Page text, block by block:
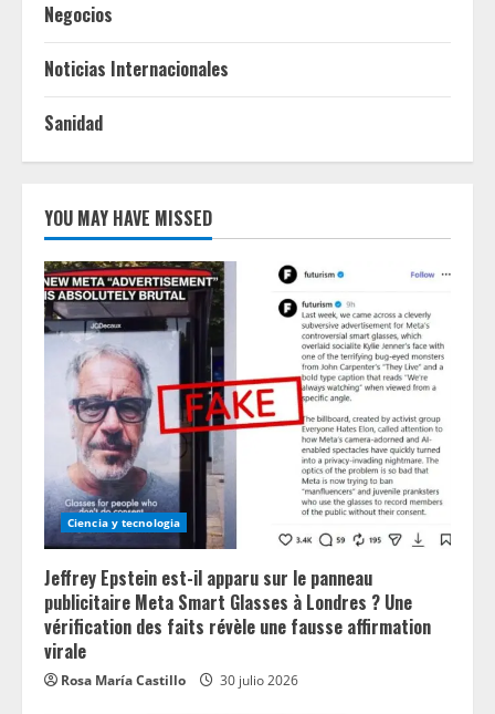
Negocios
Noticias Internacionales
Sanidad
YOU MAY HAVE MISSED
Ciencia y tecnologia
Jeffrey Epstein est-il apparu sur le panneau
publicitaire Meta Smart Glasses à Londres ? Une
vérification des faits révèle une fausse affirmation
virale
Rosa María Castillo 30 julio 2026